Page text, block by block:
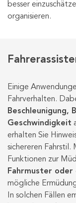
besser
organisieren.
Einige
Fahrverhalten.
Beschleunigung,
Geschwindigkeit
erhalten Sie
sichereren Fahrstil.
Funktionen zur
Fahrmuster oder
mögliche
In solchen Fällen